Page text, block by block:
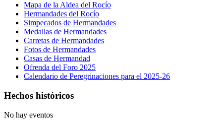
Mapa de la Aldea del Rocío
Hermandades del Rocío
Simpecados de Hermandades
Medallas de Hermandades
Carretas de Hermandades
Fotos de Hermandades
Casas de Hermandad
Ofrenda del Foro 2025
Calendario de Peregrinaciones para el 2025-26
Hechos históricos
No hay eventos